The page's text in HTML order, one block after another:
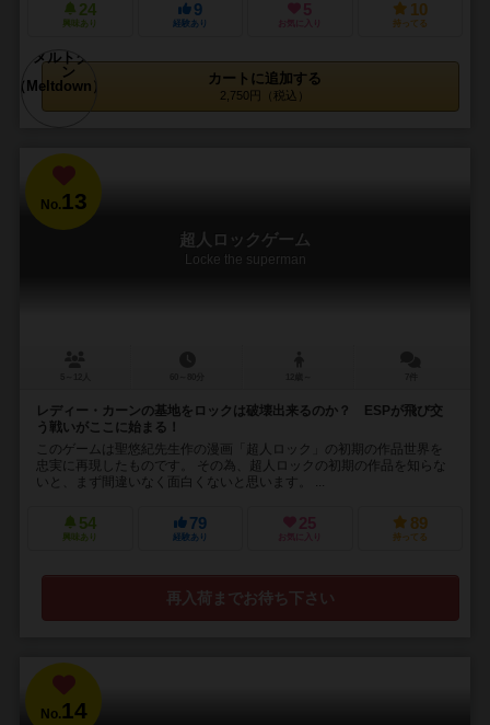
24
興味あり
9
経験あり
5
お気に入り
10
持ってる
カートに追加する
2,750円（税込）
No.13
超人ロックゲーム
Locke the superman
レディー・カーンの基地をロックは破壊出来るのか？ ESPが飛び交
う戦いがここに始まる！
このゲームは聖悠紀先生作の漫画「超人ロック」の初期の作品世界を
忠実に再現したものです。 その為、超人ロックの初期の作品を知らな
いと、まず間違いなく面白くないと思います。 ...
54
興味あり
79
経験あり
25
お気に入り
89
持ってる
再入荷までお待ち下さい
No.14